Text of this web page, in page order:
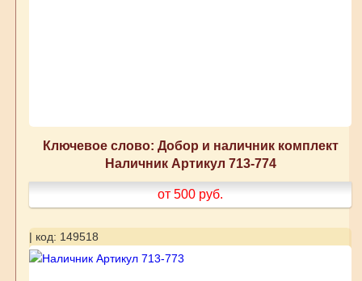
Ключевое слово: Добор и наличник комплект
Наличник Артикул 713-774
от 500 руб.
| код: 149518